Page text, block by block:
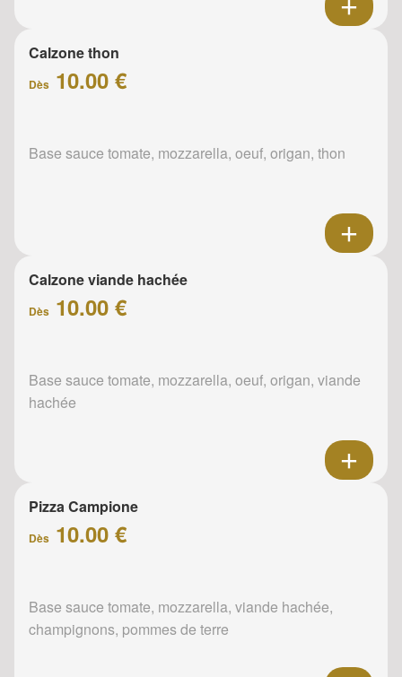
Calzone thon
Dès 10.00 €
Base sauce tomate, mozzarella, oeuf, origan, thon
Calzone viande hachée
Dès 10.00 €
Base sauce tomate, mozzarella, oeuf, origan, viande
hachée
Pizza Campione
Dès 10.00 €
Base sauce tomate, mozzarella, viande hachée,
champignons, pommes de terre